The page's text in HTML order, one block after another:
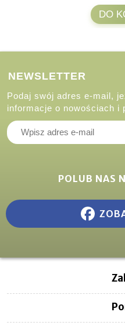
DO
NEWSLETTER
Podaj swój adres e-mail,
informacje o nowościach i
POLUB NAS